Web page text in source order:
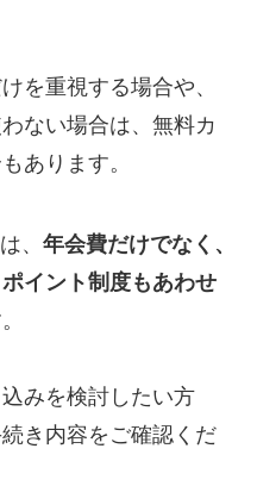
を重視する場合や、
ない場合は、無料カ
あります。
、 年会費だけでなく、
イント制度もあわせ
みを検討したい方
き内容をご確認くだ